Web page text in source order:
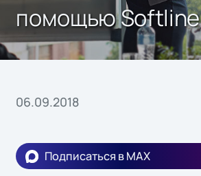
помощью Softline
06.09.2018
Подписаться в MAX